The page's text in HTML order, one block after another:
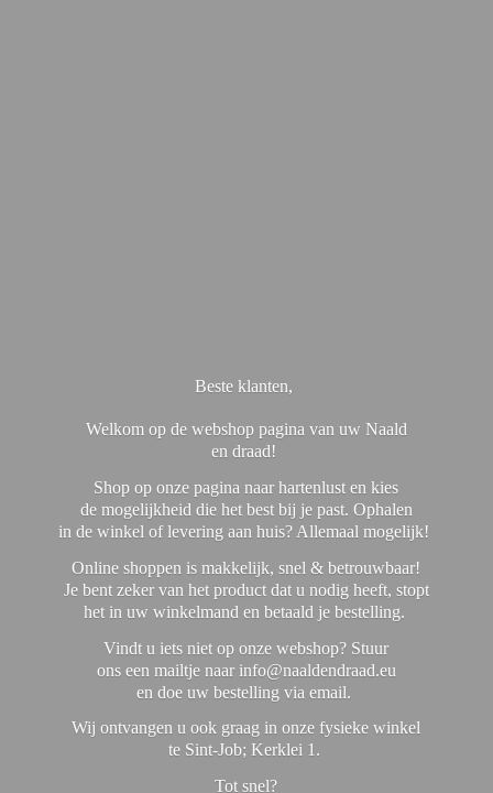
Beste klanten,
Welkom op de webshop pagina van uw Naald
en draad!
Shop op onze pagina naar hartenlust en kies
de mogelijkheid die het best bij je past. Ophalen
in de winkel of levering aan huis? Allemaal mogelijk!
Online shoppen is makkelijk, snel & betrouwbaar!
Je bent zeker van het product dat u nodig heeft, stopt
het in uw winkelmand en betaald je bestelling.
Vindt u iets niet op onze webshop? Stuur
ons een mailtje naar info@naaldendraad.eu
en doe uw bestelling via email.
Wij ontvangen u ook graag in onze fysieke winkel
te Sint-Job; Kerklei 1.
Tot snel?